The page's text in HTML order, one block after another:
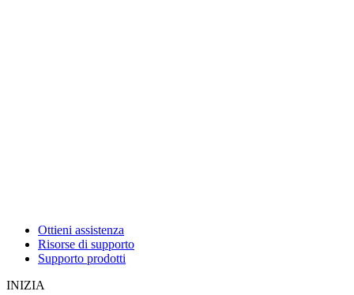
Ottieni assistenza
Risorse di supporto
Supporto prodotti
INIZIA